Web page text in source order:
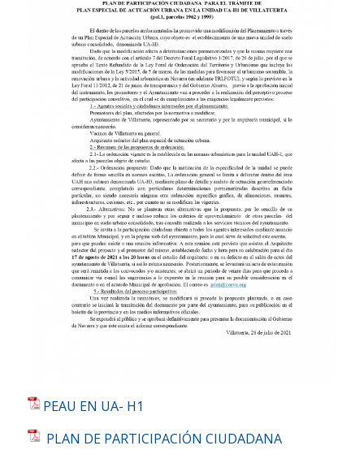
PEAU EN UA- H1
PLAN DE PARTICIPACIÓN CIUDADANA